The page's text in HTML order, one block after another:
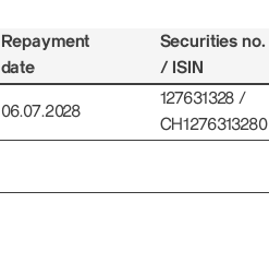
Repayment
date
Securities no.
/ ISIN
06.07.2028
127631328 /
CH1276313280